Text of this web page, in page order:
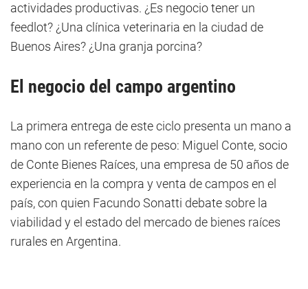
actividades productivas. ¿Es negocio tener un
feedlot? ¿Una clínica veterinaria en la ciudad de
Buenos Aires? ¿Una granja porcina?
El negocio del campo argentino
La primera entrega de este ciclo presenta un mano a
mano con un referente de peso: Miguel Conte, socio
de Conte Bienes Raíces, una empresa de 50 años de
experiencia en la compra y venta de campos en el
país, con quien Facundo Sonatti debate sobre la
viabilidad y el estado del mercado de bienes raíces
rurales en Argentina.